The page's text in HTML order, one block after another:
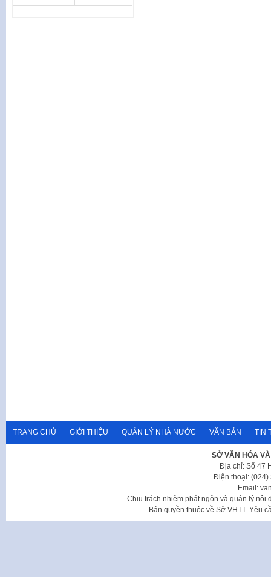
TRANG CHỦ GIỚI THIỆU QUẢN LÝ NHÀ NƯỚC VĂN BẢN TIN
SỞ VĂN HÓA
Địa chỉ: Số 47
Điện thoại: (024)
Email:
Chịu trách nhiệm phát ngôn và quản lý nội
Bản quyền thuộc về Sở VHTT. Yêu